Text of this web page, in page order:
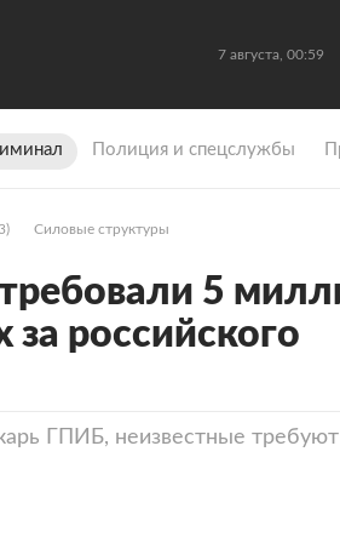
7 августа, 00:59
Полиция и спецслужбы
Силовые структуры
5
российского
ГПИБ, неизвестные